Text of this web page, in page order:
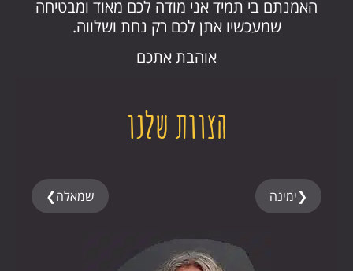
האמנתם בי תמיד אני מודה לכם מאוד ומבטיחה
שמעכשיו אתן לכם רק נחת ושלווה.
אוהבת אתכם
הצוות שלנו
❮ימינה שמאלה❯